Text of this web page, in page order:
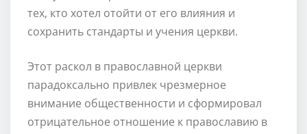
тех, кто хотел отойти от его влияния и
сохранить стандарты и учения церкви.
Этот раскол в православной церкви
парадоксально привлек чрезмерное
внимание общественности и сформировал
отрицательное отношение к православию в